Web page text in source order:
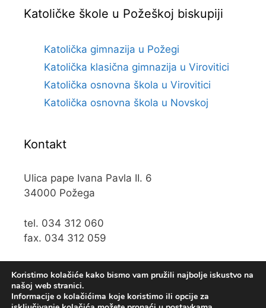
Katoličke škole u Požeškoj biskupiji
Katolička gimnazija u Požegi
Katolička klasična gimnazija u Virovitici
Katolička osnovna škola u Virovitici
Katolička osnovna škola u Novskoj
Kontakt
Ulica pape Ivana Pavla II. 6
34000 Požega
tel. 034 312 060
fax. 034 312 059
Koristimo kolačiće kako bismo vam pružili najbolje iskustvo na
našoj web stranici.
Informacije o kolačićima koje koristimo ili opcije za